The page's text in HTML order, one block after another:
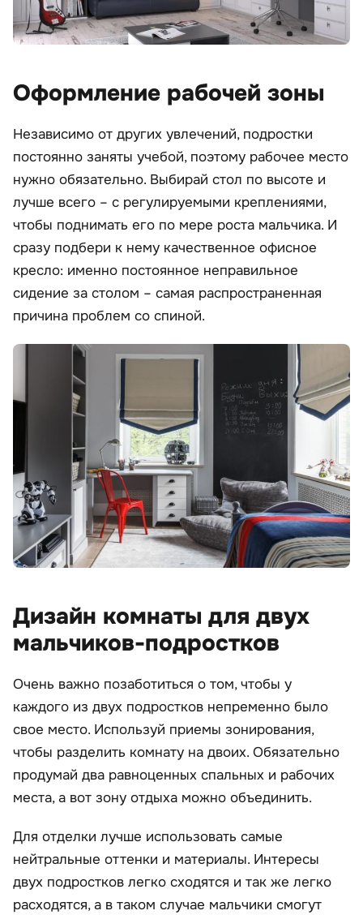
Оформление рабочей зоны
Независимо от других увлечений, подростки
постоянно заняты учебой, поэтому рабочее место
нужно обязательно. Выбирай стол по высоте и
лучше всего – с регулируемыми креплениями,
чтобы поднимать его по мере роста мальчика. И
сразу подбери к нему качественное офисное
кресло: именно постоянное неправильное
сидение за столом – самая распространенная
причина проблем со спиной.
Дизайн комнаты для двух
мальчиков-подростков
Очень важно позаботиться о том, чтобы у
каждого из двух подростков непременно было
свое место. Используй приемы зонирования,
чтобы разделить комнату на двоих. Обязательно
продумай два равноценных спальных и рабочих
места, а вот зону отдыха можно объединить.
Для отделки лучше использовать самые
нейтральные оттенки и материалы. Интересы
двух подростков легко сходятся и так же легко
расходятся, а в таком случае мальчики смогут